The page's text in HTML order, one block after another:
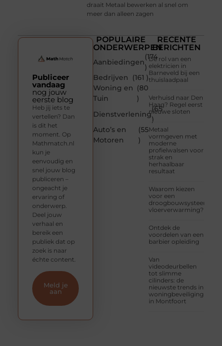
draait Metaal bewerken al snel om
meer dan alleen zagen
POPULAIRE
ONDERWERPEN
Aanbiedingen
(174
)
Bedrijven
(161 )
Woning en
Tuin
(80
)
Dienstverlening
(65
)
Auto’s en
Motoren
(55
)
RECENTE
BERICHTEN
De rol van een
elektricien in
Barneveld bij een
thuislaadpaal
Verhuisd naar Den
Haag? Regel eerst
nieuwe sloten
Metaal
vormgeven met
moderne
profielwalsen voor
strak en
herhaalbaar
resultaat
Waarom kiezen
voor een
droogbouwsysteem
vloerverwarming?
Ontdek de
voordelen van een
barbier opleiding
Van
videodeurbellen
tot slimme
cilinders: de
nieuwste trends in
woningbeveiliging
in Montfoort
Publiceer
vandaag
nog jouw
eerste blog
Heb jij iets te
vertellen? Dan
is dit het
moment. Op
Mathmatch.nl
kun je
eenvoudig en
snel jouw blog
publiceren –
ongeacht je
ervaring of
onderwerp.
Deel jouw
verhaal en
bereik een
publiek dat op
zoek is naar
échte content.
Meld je
aan